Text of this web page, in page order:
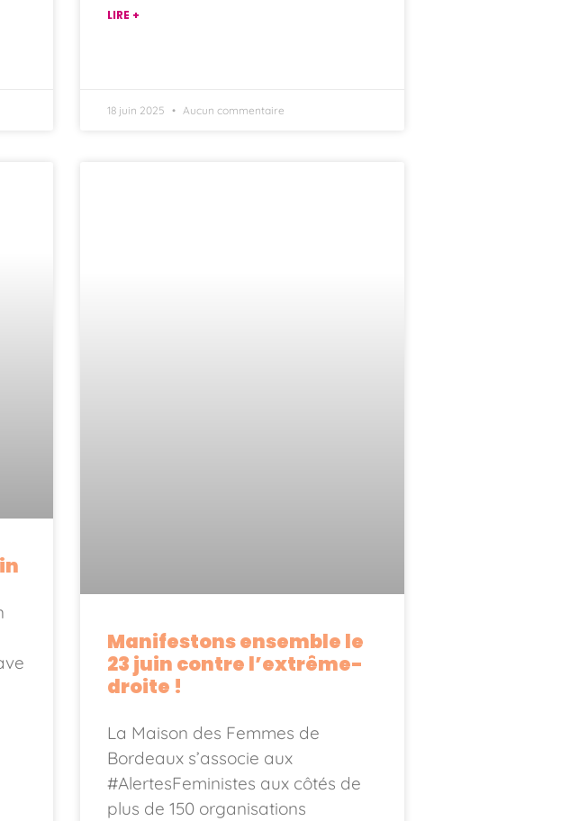
LIRE +
18 juin 2025 Aucun commentaire
Manifestons ensemble le
23 juin contre l’extrême-
droite !
La Maison des Femmes de
Bordeaux s’associe aux
#AlertesFeministes aux côtés de
plus de 150 organisations